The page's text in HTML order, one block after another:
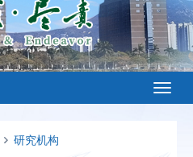
研究机构